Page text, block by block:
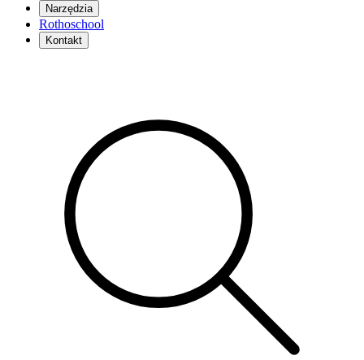
Narzędzia
Rothoschool
Kontakt